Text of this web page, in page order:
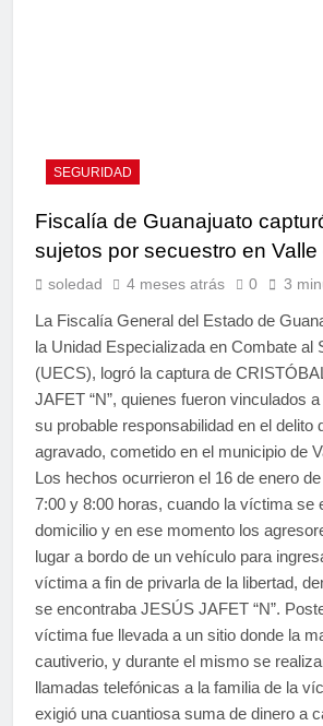
SEGURIDAD
Fiscalía de Guanajuato
sujetos por secuestro en
soledad 4 meses atrás 0 3
La Fiscalía General del Estado de
la Unidad Especializada en Combate al
(UECS), logró la captura de
JAFET “N”, quienes fueron vinculados
su probable responsabilidad en el delito
agravado, cometido en el municipio de
Los hechos ocurrieron el 16 de enero
7:00 y 8:00 horas, cuando la víctima se
domicilio y en ese momento los
lugar a bordo de un vehículo para
víctima a fin de privarla de la libertad,
se encontraba JESÚS JAFET “N”.
víctima fue llevada a un sitio donde la
cautiverio, y durante el mismo se
llamadas telefónicas a la familia de la
exigió una cuantiosa suma de dinero a